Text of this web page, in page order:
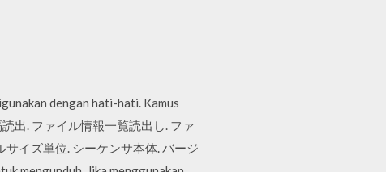
dengan hati-hati. Kamus
出. ファイル情報一覧読出し. ファ
イズ単位. シーケンサ本体. バージ